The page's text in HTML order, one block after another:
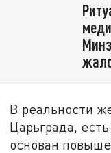
В реальности
Царьграда,
основан